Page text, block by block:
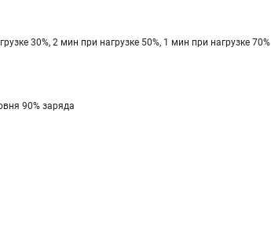
30%, 2 мин при нагрузке 50%, 1 мин при нагрузке 70%
90% заряда